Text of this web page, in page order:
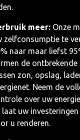
meer: Onze
zelfconsumptie te
naar maar liefst
de ontbrekende
zon, opslag,
Neem de
over uw
laat uw
u renderen.